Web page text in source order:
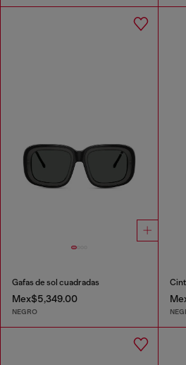
Gafas de sol cuadradas
Mex$5,349.00
NEGRO